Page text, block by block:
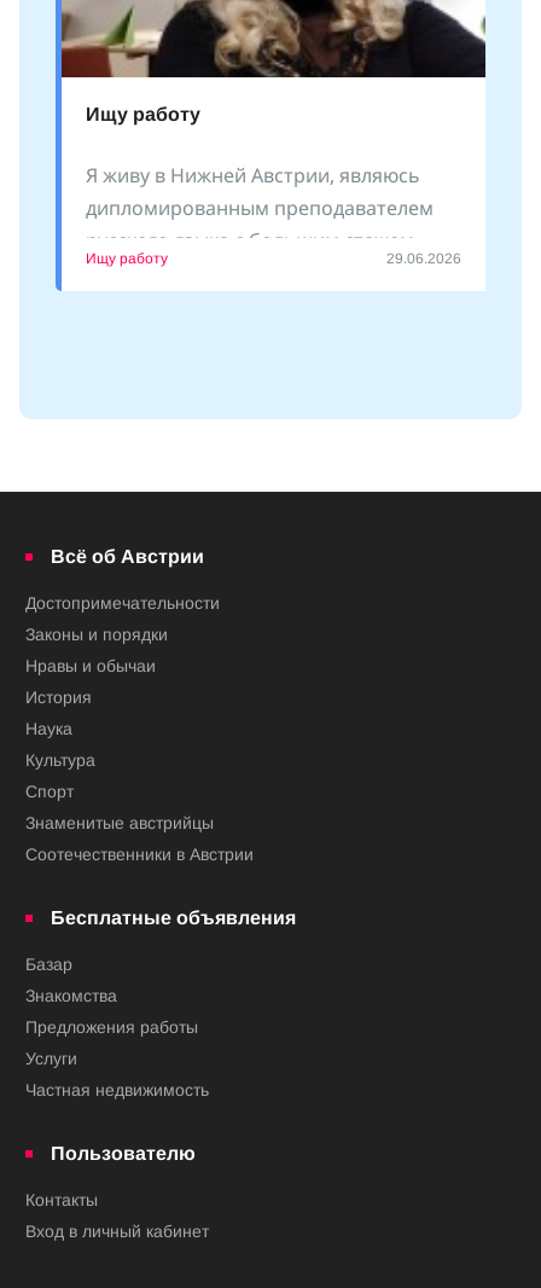
Ищу работу
Я живу в Нижней Австрии, являюсь
дипломированным преподавателем
русского языка с большим стажем
преподавания как
Ищу работу 29.06.2026
Всё об Австрии
Достопримечательности
Законы и порядки
Нравы и обычаи
История
Наука
Культура
Спорт
Знаменитые австрийцы
Соотечественники в Австрии
Бесплатные объявления
Базар
Знакомства
Предложения работы
Услуги
Частная недвижимость
Пользователю
Контакты
Вход в личный кабинет